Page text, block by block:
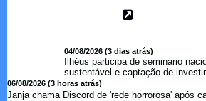
04/08/2026 (3 dias atrás)
Ilhéus participa de seminário
sustentável e captação de
06/08/2026 (3 horas atrás)
Janja chama Discord de 'rede horrorosa' após